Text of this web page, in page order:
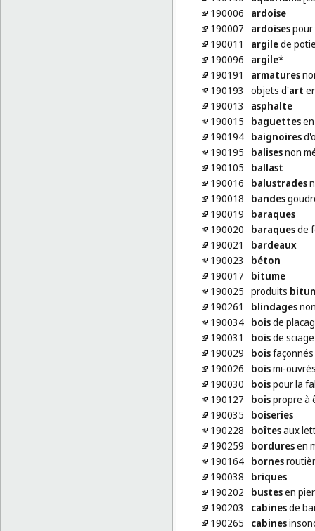
190006
ardoise
190007
ardoisespour
190011
argilede
190096
argile*
190191
armatures
190193
objets d'art
190013
asphalte
190015
baguettesen
190194 baignoires
190195
balisesnon
190105
ballast
190016
balustrades
190018
bandes
190019
baraques
190020
baraquesde
190021
bardeaux
190023
béton
190017
bitume
190025 produits
190261
blindages
190034 boisde
190031
boisde sciage
190029
boisfaçonnés
190026
boismi-
190030
boispour la
190127
boispropre à
190035
boiseries
190228
boîtesaux
190259
borduresen
190164 bornes
190038
briques
190202
bustesen
190203
cabinesde
190265
cabines